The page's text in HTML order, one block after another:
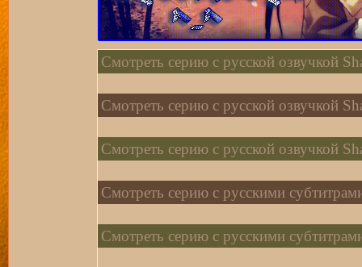
Смотреть серию с русской озвучкой
Смотреть серию с русской озвучкой
Смотреть серию с русской озвучкой
Смотреть серию с русскими
Смотреть серию с русскими